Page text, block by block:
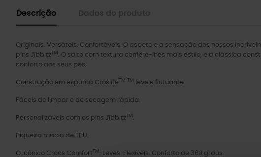
Descrição
Originais. Versáteis. Confortáveis. O aspeto e a sensação dos nossos
pins JibbitzTM . O salto com textura confere-lhes mais estilo, e a clássica
conforto aos seus pés.
Construção em espuma CrosliteTM TM leve e flutuante.
Fáceis de limpar e de secagem rápida.
Personalizáveis com os pins JibbitzTM .
Biqueira macia de TPU.
O icónico Crocs ComfortTM : Leves. Flexíveis. Conforto de 360 graus.